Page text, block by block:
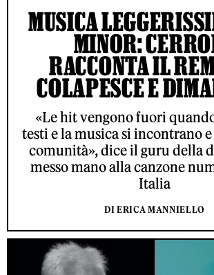
MUSICA
MINOR:
RACCONTA IL
COLAPESCE E
«Le hit vengono fuori
testi e la musica si incontrano
comunità», dice il guru della
messo mano alla canzone
Italia
DI ERICA MANNIELLO